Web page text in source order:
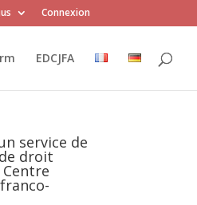
Connexion
EDCJFA
service de
droit